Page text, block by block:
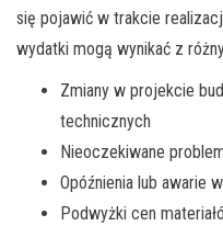
się pojawić w trakcie
wydatki mogą wynikać z
Zmiany w projekcie
technicznych
Nieoczekiwane
Opóźnienia lub awarie
Podwyżki cen